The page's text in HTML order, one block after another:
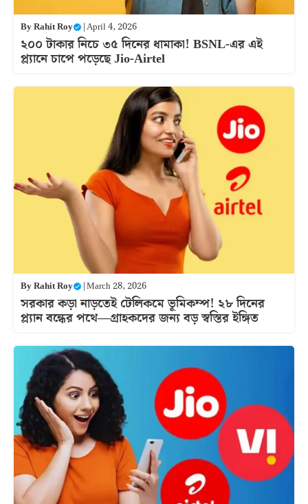
ByRahit Roy |April 4, 2026
২০০ টাকার নিচে ৩৫ দিনের ধামাকা! BSNL-এর এই
প্ল্যানে চাপে পড়েছে Jio-Airtel
ByRahit Roy |March 28, 2026
সরকার কড়া নাড়তেই টেলিকমে ভূমিকম্প! ২৮ দিনের
প্ল্যান বন্ধের পথে—গ্রাহকদের জন্য বড় স্বস্তির ইঙ্গিত